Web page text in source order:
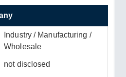
Industry / Manufacturing /
Wholesale
not disclosed